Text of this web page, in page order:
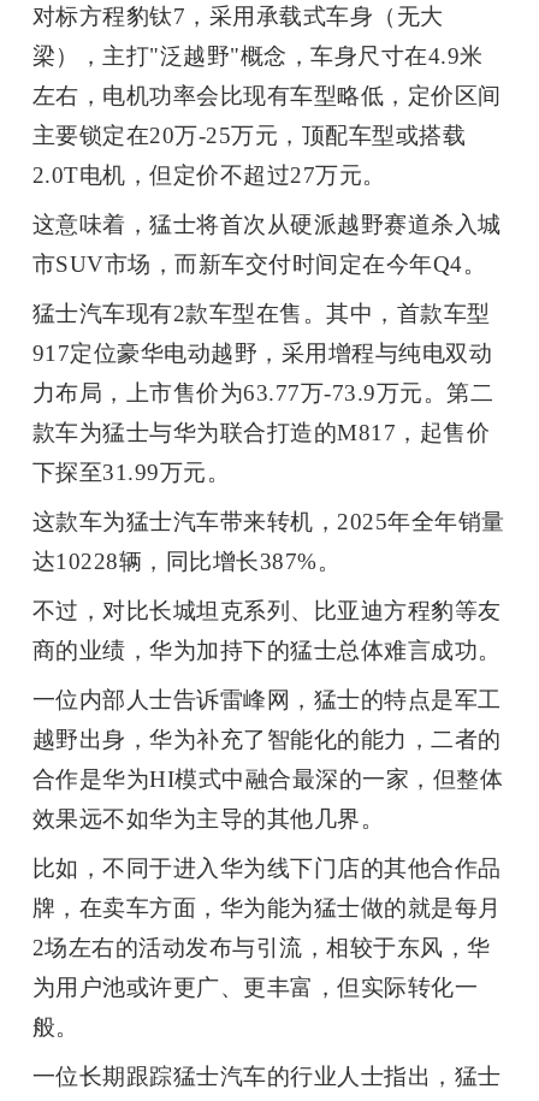
GAIR
专
题
搞
机
对标方程豹钛7 ，采用承载式车身（无大
梁），主打"泛越野"概念，车身尺寸在4.9米
左右，电机功率会比现有车型略低，定价区间
主要锁定在20万-25万元，顶配车型或搭载
2.0T电机，但定价不超过27万元。
这意味着，猛士将首次从硬派越野赛道杀入城
市SUV市场，而新车交付时间定在今年Q4。
猛士汽车现有2款车型在售。其中，首款车型
917定位豪华电动越野，采用增程与纯电双动
力布局，上市售价为63.77万-73.9万元。第二
款车为猛士与华为联合打造的M817 ，起售价
下探至31.99万元。
这款车为猛士汽车带来转机， 2025年全年销量
达10228辆，同比增长387%。
不过，对比长城坦克系列、比亚迪方程豹等友
商的业绩，华为加持下的猛士总体难言成功。
一位内部人士告诉雷峰网，猛士的特点是军工
越野出身，华为补充了智能化的能力，二者的
合作是华为HI模式中融合最深的一家，但整体
效果远不如华为主导的其他几界。
比如，不同于进入华为线下门店的其他合作品
牌，在卖车方面，华为能为猛士做的就是每月
2场左右的活动发布与引流，相较于东风，华
为用户池或许更广、更丰富，但实际转化一
般。
一位长期跟踪猛士汽车的行业人士指出，猛士